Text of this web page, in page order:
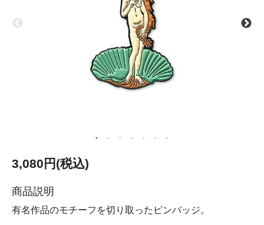
3,080円(税込)
商品説明
有名作品のモチーフを切り取ったピンバッジ。